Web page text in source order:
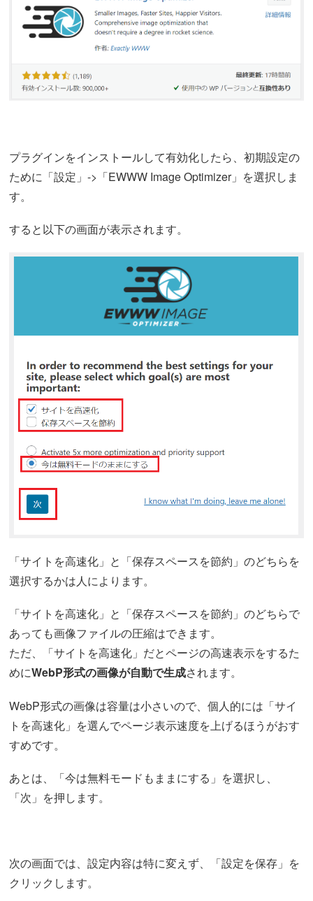
プラグインをインストールして有効化したら、初期設定の
ために「設定」->「EWWW Image Optimizer」を選択しま
す。
すると以下の画面が表示されます。
「サイトを高速化」と「保存スペースを節約」のどちらを
選択するかは人によります。
「サイトを高速化」と「保存スペースを節約」のどちらで
あっても画像ファイルの圧縮はできます。
ただ、「サイトを高速化」だとページの高速表示をするた
めにWebP形式の画像が自動で生成されます。
WebP形式の画像は容量は小さいので、個人的には「サイ
トを高速化」を選んでページ表示速度を上げるほうがおす
すめです。
あとは、「今は無料モードもままにする」を選択し、
「次」を押します。
次の画面では、設定内容は特に変えず、「設定を保存」を
クリックします。